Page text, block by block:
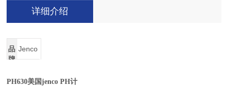
详细介绍
品
牌
Jenco
PH630美国jenco PH计